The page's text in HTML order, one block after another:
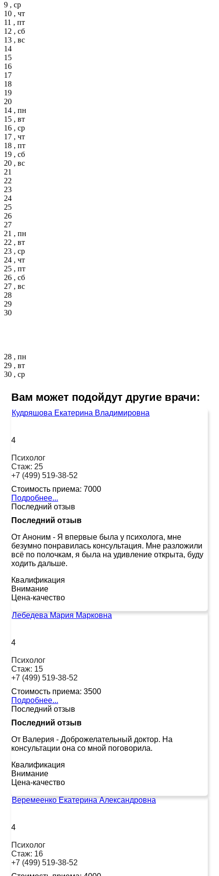
9 , ср
10 , чт
11 , пт
12 , сб
13 , вс
14
15
16
17
18
19
20
14 , пн
15 , вт
16 , ср
17 , чт
18 , пт
19 , сб
20 , вс
21
22
23
24
25
26
27
21 , пн
22 , вт
23 , ср
24 , чт
25 , пт
26 , сб
27 , вс
28
29
30
28 , пн
29 , вт
30 , ср
Вам может подойдут другие врачи:
Кудряшова Екатерина Владимировна
4
Психолог
Стаж: 25
+7 (499) 519-38-52
Стоимость приема: 7000
Подробнее...
Последний отзыв
Последний отзыв
От Аноним - Я впервые была у психолога, мне
безумно понравилась консультация. Мне разложили
всё по полочкам, я была на удивление открыта, буду
ходить дальше.
Квалификация
Внимание
Цена-качество
Лебедева Мария Марковна
4
Психолог
Стаж: 15
+7 (499) 519-38-52
Стоимость приема: 3500
Подробнее...
Последний отзыв
Последний отзыв
От Валерия - Доброжелательный доктор. На
консультации она со мной поговорила.
Квалификация
Внимание
Цена-качество
Веремеенко Екатерина Александровна
4
Психолог
Стаж: 16
+7 (499) 519-38-52